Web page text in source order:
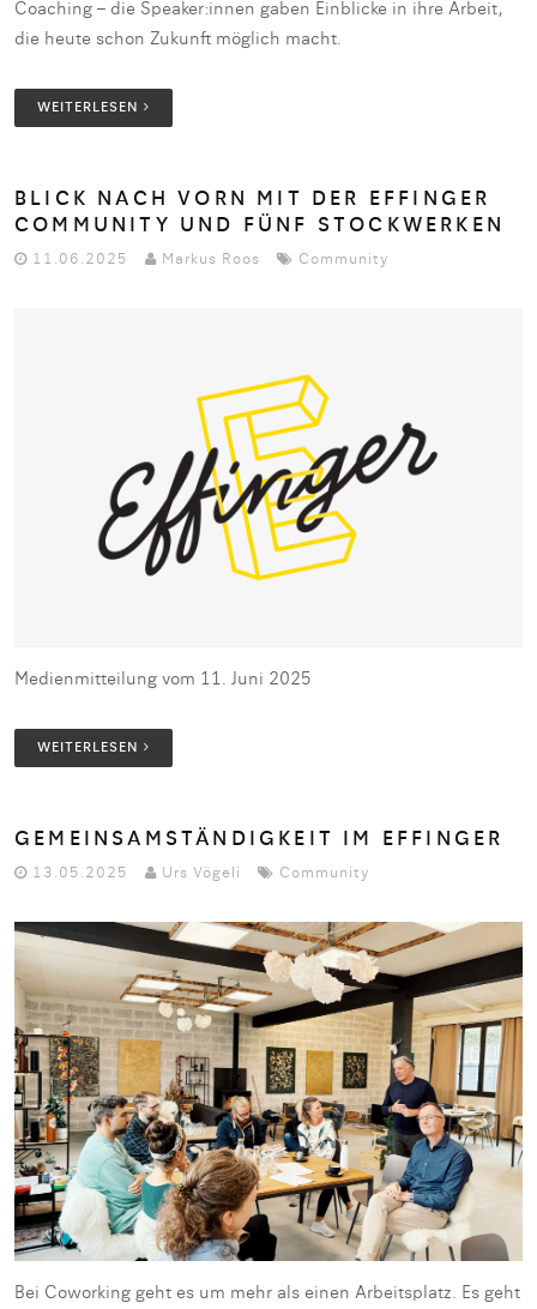
Coaching – die Speaker:innen gaben Einblicke in ihre Arbeit,
die heute schon Zukunft möglich macht.
WEITERLESEN
BLICK NACH VORN MIT DER EFFINGER
COMMUNITY UND FÜNF STOCKWERKEN
11.06.2025 Markus Roos Community
Medienmitteilung vom 11. Juni 2025
WEITERLESEN
GEMEINSAMSTÄNDIGKEIT IM EFFINGER
13.05.2025 Urs Vögeli Community
Bei Coworking geht es um mehr als einen Arbeitsplatz. Es geht